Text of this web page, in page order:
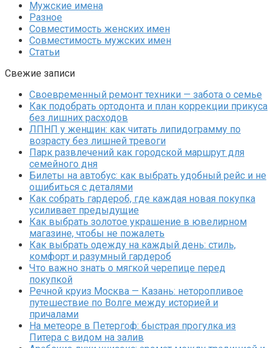
Мужские имена
Разное
Совместимость женских имен
Совместимость мужских имен
Статьи
Свежие записи
Своевременный ремонт техники — забота о семье
Как подобрать ортодонта и план коррекции прикуса
без лишних расходов
ЛПНП у женщин: как читать липидограмму по
возрасту без лишней тревоги
Парк развлечений как городской маршрут для
семейного дня
Билеты на автобус: как выбрать удобный рейс и не
ошибиться с деталями
Как собрать гардероб, где каждая новая покупка
усиливает предыдущие
Как выбрать золотое украшение в ювелирном
магазине, чтобы не пожалеть
Как выбрать одежду на каждый день: стиль,
комфорт и разумный гардероб
Что важно знать о мягкой черепице перед
покупкой
Речной круиз Москва — Казань: неторопливое
путешествие по Волге между историей и
причалами
На метеоре в Петергоф: быстрая прогулка из
Питера с видом на залив